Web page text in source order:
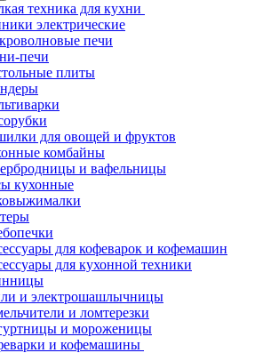
техника для кухни
электрические
печи
печи
плиты
для овощей и фруктов
комбайны
и вафельницы
кухонные
для кофеварок и кофемашин
для кухонной техники
и электрошашлычницы
и ломтерезки
и мороженицы
и кофемашины